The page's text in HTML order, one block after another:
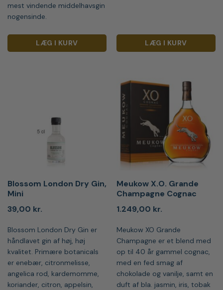
mest vindende middelhavsgin
nogensinde.
LÆG I KURV LÆG I KURV
Blossom London Dry Gin,
Mini
39,00 kr.
Blossom London Dry Gin er
håndlavet gin af høj, høj
kvalitet. Primære botanicals
er enebær, citronmelisse,
angelica rod, kardemomme,
koriander, citron, appelsin,
Meukow X.O. Grande
Champagne Cognac
1.249,00 kr.
Meukow XO Grande
Champagne er et blend med
op til 40 år gammel cognac,
med en fed smag af
chokolade og vanilje, samt en
duft af bla. jasmin, iris, tobak